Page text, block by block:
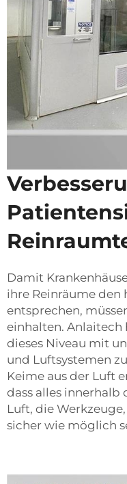
Damit
ihre Reinräume den
entsprechen,
einhalten. Anlaitech
dieses Niveau mit
und Luftsystemen
Keime aus der Luft
dass alles innerhalb
Luft, die
sicher wie möglich